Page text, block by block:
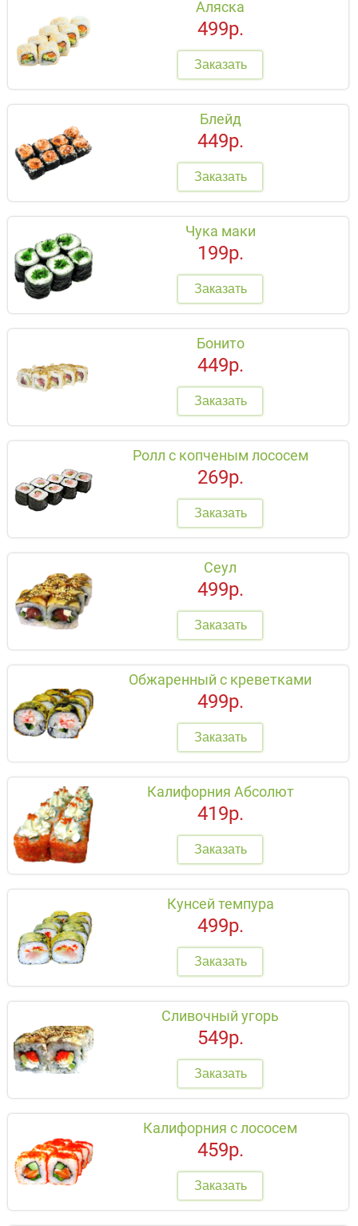
Аляска
499р.
Заказать
Блейд
449р.
Заказать
Чука маки
199р.
Заказать
Бонито
449р.
Заказать
Ролл с копченым лососем
269р.
Заказать
Сеул
499р.
Заказать
Обжаренный с креветками
499р.
Заказать
Калифорния Абсолют
419р.
Заказать
Кунсей темпура
499р.
Заказать
Сливочный угорь
549р.
Заказать
Калифорния с лососем
459р.
Заказать